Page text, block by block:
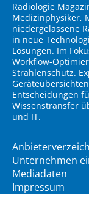
Radiologie
Medizinphysiker,
niedergelassene
in neue
Lösungen. Im
Workflow-
Strahlenschutz.
Entscheidungen
Wissenstransfer
und IT.
Unternehmen
Mediadaten
Impressum